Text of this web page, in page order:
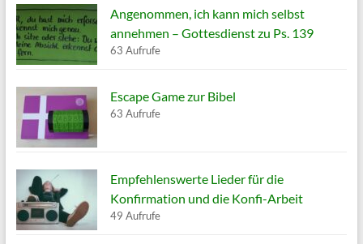
Angenommen, ich kann mich selbst
annehmen – Gottesdienst zu Ps. 139
63 Aufrufe
Escape Game zur Bibel
63 Aufrufe
Empfehlenswerte Lieder für die
Konfirmation und die Konfi-Arbeit
49 Aufrufe